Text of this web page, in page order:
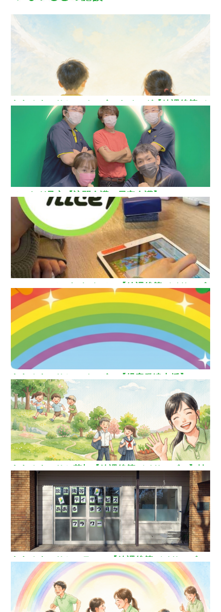
ああるまつりかレインボーウイング【放課後等デ
イサービス】
ひいらぎ足立【訪問介護・居宅介護】
How nice（ハウ ナイス）!【放課後等デイサービ
ス】
ああるまつりかレインボー【児童発達支援】
ああるまつりか草加【放課後等デイサービス】埼
玉県草加市
ああるまつりかフラワー【放課後等デイサービ
ス】